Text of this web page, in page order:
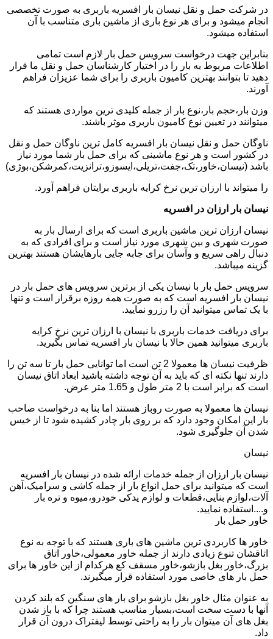
در شرکت حمل و نقل نیسان بار افسریه باربری به صورت تخصصی
انجام میشود و برای هر نوع باری از ماشین باری متناسب با آن
استفاده میشود.
بنابراین جهت درخواست سرویس حمل بار لازم است تمامی
اطلاعات مربوط به بار را در اختیار کارشناسان حمل و نقل ما قرار
دهید تا بتوانند بهترین کامیون باربری را برای شما عزیزان فراهم
آورند.
وزن بار،حجم بار،نوع بار از جمله کلیدی ترین مواردی هستند که
میتوانند در تعیین نوع کامیون باربری موثر باشند.
ناوگان حمل و نقل نیسان بار افسریه کامل ترین ناوگان حمل و نقل
در کشور است و هر نوع ماشینی که برای حمل بار شما مورد نیاز
باشد (نیسان،خاور،تک،جفت،تریلی،ایسوزو،ترانزیت،کمرشکن،بوژی)
را میتواند با ارزان ترین نرخ کرایه باربری برایتان فراهم آورد.
نیسان بار ارزان در افسریه
نیسان ارزان ترین ماشین باربری است که برای ارسال بار به
صورت شهری و بین شهری مورد نیاز است و برای افرادی که به
دنبال راهی سریع و وآسان برای جابه جایی بارهایشان هستند بهترین
گزینه میباشد.
سرویس حمل بار با نیسان یکی از برترین سرویس های حمل بار در
نیسان بار افسریه است که به صورت همه روزه برقرار است و تنها
با یک تماس میتوانید آن را رزرو نمایید.
برای دریافت خدمات باربری با نیسان با ارزان ترین نرخ کرایه
باربری میتوانید همین حالا با نیسان بار افسریه تماس بگیرید.
ظرفیت نیسان ها معمولا 2 تن است اما توانایی حمل بار تا سه تن را
دارند تنها نکته ای که باید به آن توجه داشته باشید ابعاد اتاق نیسان
است که برابر است با 2 متر طول و 1.65 متر عرض.
نیسان ها معمولا به صورت روباز هستند اما بنا به درخواست صاحب
بار این امکان وجود دارد که بر روی بار چادر کشیده شود تا از خیس
شدن آن جلوگیری شود.
نیسان
نیسان بار ارزان از جمله خدمات ارائه شده در نیسان بار افسریه
است که میتوانید برای حمل انواع بار از جمله کاشی و سرامیک،آهن
آلات،لوازم بنایی،قطعات و لوازم یدکی خودرو،میوه و تره بار
و....استفاده نمایید.
خاور حمل بار
خاور ها کاربردی ترین ماشین های باری هستند که با توجه به نوع
اتاقشان تنوع زیادی دارند از جمله خاور معمولی،خاور اتاق
بزرگ،خاور بغل بازشو،خاور مسقف کع هرکدام از این خاور ها برای
حمل بار های خاصی مورد استفاده قرار میگیرند.
به عنوان مثال خاور بغل بازشو برای بار های سنگین که بلند کردن
آنها با دست سخت است،بسیار مناسب هستند چرا که با باز شدن
بغل های آن میتوان بار را به راحتی توسط لیفتراک درون آن قرار
داد.